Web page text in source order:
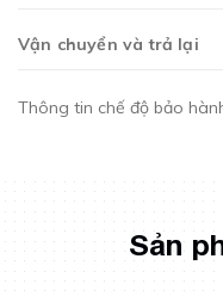
Vận chuyển và trả lại
Thông tin chế độ bảo
Sản